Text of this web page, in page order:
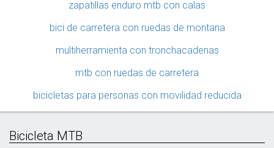
zapatillas enduro mtb con calas
bici de carretera con ruedas de montana
multiherramienta con tronchacadenas
mtb con ruedas de carretera
bicicletas para personas con movilidad reducida
Bicicleta MTB